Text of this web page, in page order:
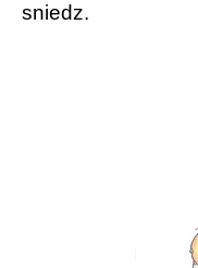
sniedz.